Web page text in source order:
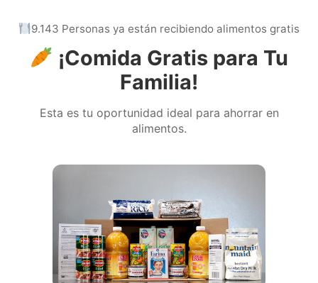
9.143 Personas ya están recibiendo alimentos gratis
¡Comida Gratis para Tu
Familia!
Esta es tu oportunidad ideal para ahorrar en
alimentos.